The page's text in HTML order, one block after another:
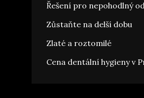
Řešení pro nepohodlný
Zůstaňte na delší dobu
Zlaté a roztomilé
Cena dentální hygieny v